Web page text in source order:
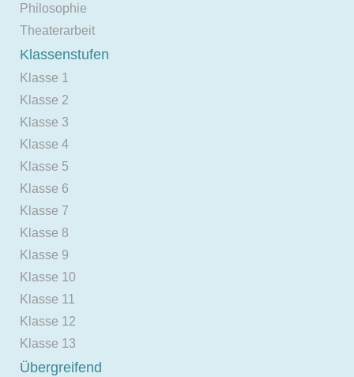
Philosophie
Theaterarbeit
Klassenstufen
Klasse 1
Klasse 2
Klasse 3
Klasse 4
Klasse 5
Klasse 6
Klasse 7
Klasse 8
Klasse 9
Klasse 10
Klasse 11
Klasse 12
Klasse 13
Übergreifend